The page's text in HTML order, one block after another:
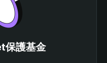
護基金